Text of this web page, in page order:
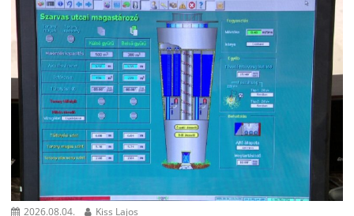
2026.08.04. Kiss Lajos